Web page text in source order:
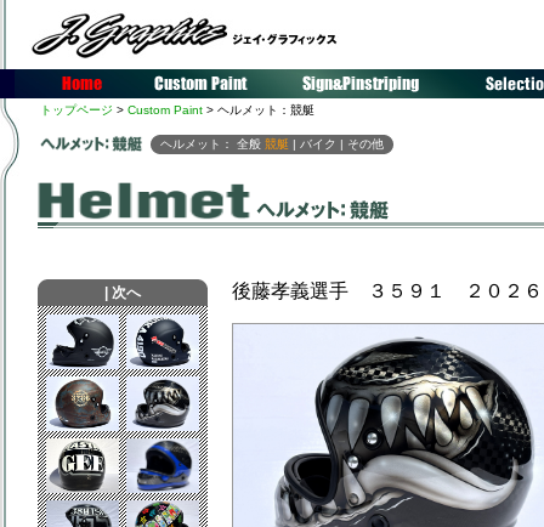
トップページ > Custom Paint > ヘルメット：競艇
ヘルメット： 全般 競艇 | バイク | その他
次へ 後藤孝義選手 ３５９１ ２０２